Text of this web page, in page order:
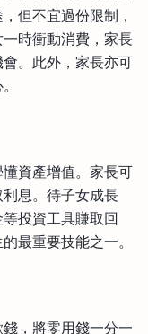
但不宜過份限制，
時衝動消費，家長
。此外，家長亦可
資產增值。家長可
息。待子女成長
投資工具賺取回
最重要技能之一。
，將零用錢一分一